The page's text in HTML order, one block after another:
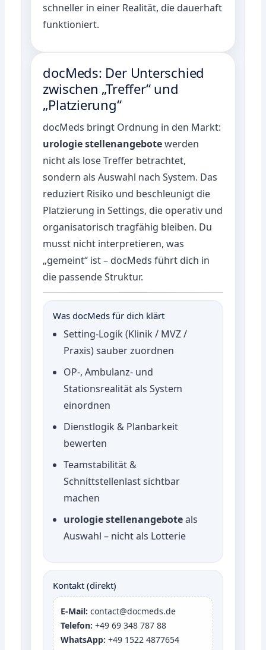
schneller in einer Realität, die dauerhaft
funktioniert.
docMeds: Der Unterschied
zwischen „Treffer“ und
„Platzierung“
docMeds bringt Ordnung in den Markt:
urologie stellenangebotewerden
nicht als lose Treffer betrachtet,
sondern als Auswahl nach System. Das
reduziert Risiko und beschleunigt die
Platzierung in Settings, die operativ und
organisatorisch tragfähig bleiben. Du
musst nicht interpretieren, was
„gemeint“ ist – docMeds führt dich in
die passende Struktur.
Was docMeds für dich klärt
Setting-Logik (Klinik / MVZ /
Praxis) sauber zuordnen
OP-, Ambulanz- und
Stationsrealität als System
einordnen
Dienstlogik & Planbarkeit
bewerten
Teamstabilität &
Schnittstellenlast sichtbar
machen
urologie stellenangeboteals
Auswahl – nicht als Lotterie
Kontakt (direkt)
E-Mail: contact@docmeds.de
Telefon: +49 69 348 787 88
WhatsApp: +49 1522 4877654